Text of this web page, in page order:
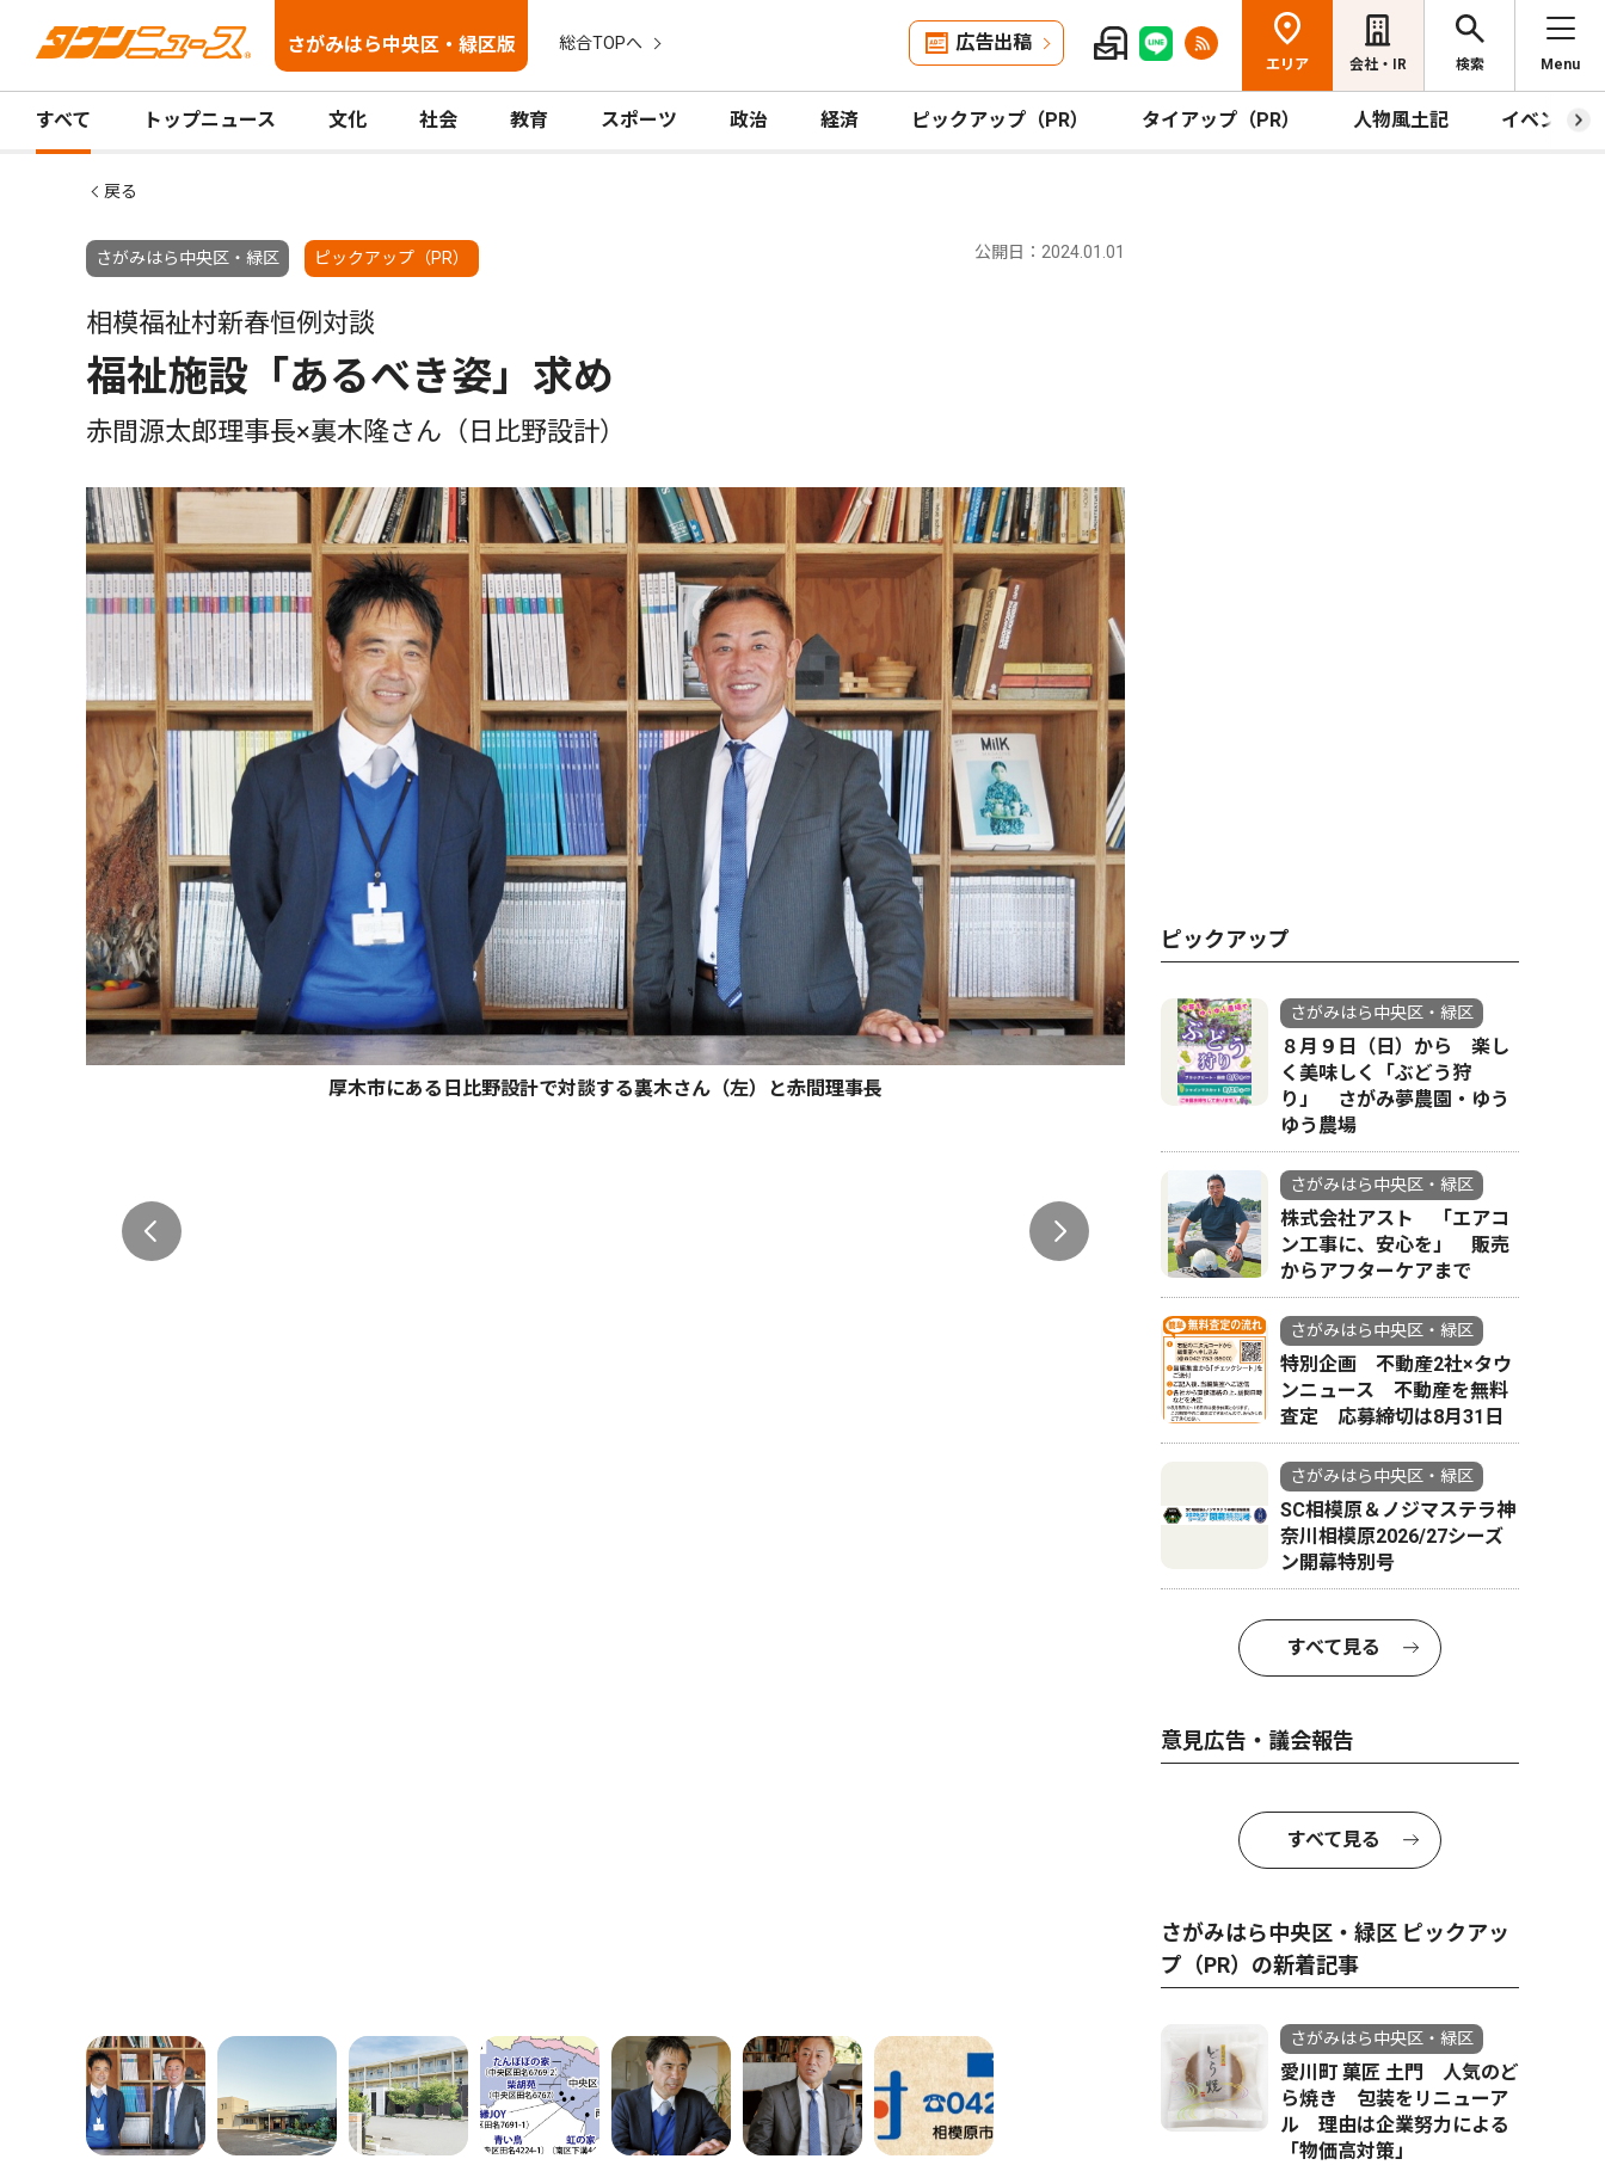
さがみはら中央区・緑区版 総合TOPへ 広告出稿
エリア 会社・IR 検索 Menu
すべて トップニュース 文化 社会 教育 スポーツ 政治 経済 ピックアップ（PR） タイアップ（PR） 人物風土記 イベント
戻る
さがみはら中央区・緑区 ピックアップ（PR） 公開日：2024.01.01
相模福祉村新春恒例対談
福祉施設「あるべき姿」求め
赤間源太郎理事長×裏木隆さん（日比野設計）
厚木市にある日比野設計で対談する裏木さん（左）と赤間理事長
縁ＪＯＹとともに神奈川建築コンクールで
ピックアップ
さがみはら中央区・緑区
８月９日（日）から 楽し
く美味しく「ぶどう狩
り」 さがみ夢農園・ゆう
ゆう農場
さがみはら中央区・緑区
株式会社アスト 「エアコ
ン工事に、安心を」 販売
からアフターケアまで
さがみはら中央区・緑区
特別企画 不動産2社×タウ
ンニュース 不動産を無料
査定 応募締切は8月31日
さがみはら中央区・緑区
SC相模原＆ノジマステラ神
奈川相模原2026/27シーズ
ン開幕特別号
すべて見る
意見広告・議会報告
すべて見る
さがみはら中央区・緑区 ピックアッ
プ（PR）の新着記事
さがみはら中央区・緑区
愛川町 菓匠 土門 人気のど
ら焼き 包装をリニューア
ル 理由は企業努力による
「物価高対策」